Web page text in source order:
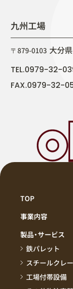
九州工場
〒879-0103 大分
TEL.0979-32-
FAX.0979-32-
TOP
事業内容
製品・サービス
鉄パレット
スチールクレ
工場付帯設備